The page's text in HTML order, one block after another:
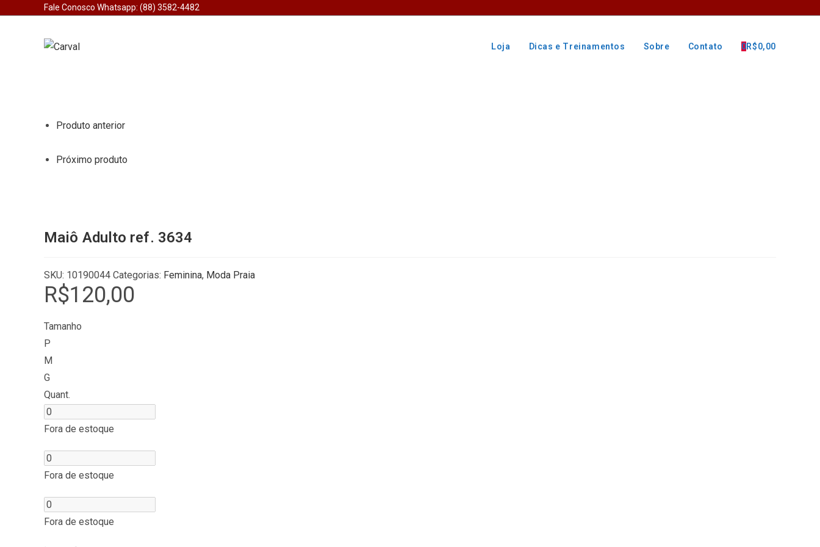
Fale Conosco Whatsapp: (88) 3582-4482
Loja Dicas e Treinamentos Sobre Contato 0R$0,00
Produto anterior
Próximo produto
Maiô Adulto ref. 3634
SKU: 10190044 Categorias: Feminina, Moda Praia
R$120,00
Tamanho
P
M
G
Quant.
Fora de estoque
Fora de estoque
Fora de estoque